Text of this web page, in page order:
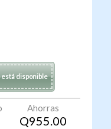
está disponible
Ahorras
Q955.00